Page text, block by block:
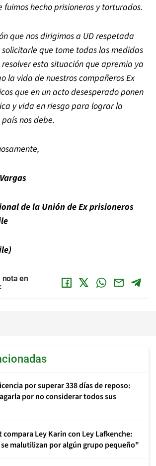
fuimos hecho prisioneros y torturados.
que nos dirigimos a UD respetada
que tome todas las medidas
esta situación que apremia ya
la vida de nuestros compañeros Ex
que en un acto desesperado ponen
y vida en riesgo para lograr la
nos debe.
de la Unión de Ex prisioneros
nota en
por superar 338 días de reposo:
por no considerar todos sus
compara Ley Karin con Ley Lafkenche:
malutilizan por algún grupo pequeño"